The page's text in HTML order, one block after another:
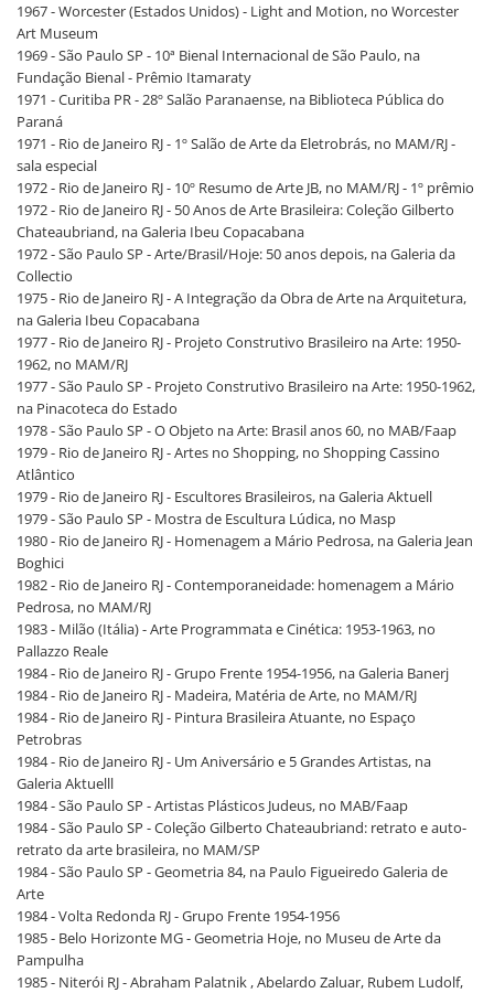
1967 - Worcester (Estados Unidos) - Light and Motion, no Worcester
Art Museum
1969 - São Paulo SP - 10ª Bienal Internacional de São Paulo, na
Fundação Bienal - Prêmio Itamaraty
1971 - Curitiba PR - 28º Salão Paranaense, na Biblioteca Pública do
Paraná
1971 - Rio de Janeiro RJ - 1º Salão de Arte da Eletrobrás, no MAM/RJ -
sala especial
1972 - Rio de Janeiro RJ - 10º Resumo de Arte JB, no MAM/RJ - 1º prêmio
1972 - Rio de Janeiro RJ - 50 Anos de Arte Brasileira: Coleção Gilberto
Chateaubriand, na Galeria Ibeu Copacabana
1972 - São Paulo SP - Arte/Brasil/Hoje: 50 anos depois, na Galeria da
Collectio
1975 - Rio de Janeiro RJ - A Integração da Obra de Arte na Arquitetura,
na Galeria Ibeu Copacabana
1977 - Rio de Janeiro RJ - Projeto Construtivo Brasileiro na Arte: 1950-
1962, no MAM/RJ
1977 - São Paulo SP - Projeto Construtivo Brasileiro na Arte: 1950-1962,
na Pinacoteca do Estado
1978 - São Paulo SP - O Objeto na Arte: Brasil anos 60, no MAB/Faap
1979 - Rio de Janeiro RJ - Artes no Shopping, no Shopping Cassino
Atlântico
1979 - Rio de Janeiro RJ - Escultores Brasileiros, na Galeria Aktuell
1979 - São Paulo SP - Mostra de Escultura Lúdica, no Masp
1980 - Rio de Janeiro RJ - Homenagem a Mário Pedrosa, na Galeria Jean
Boghici
1982 - Rio de Janeiro RJ - Contemporaneidade: homenagem a Mário
Pedrosa, no MAM/RJ
1983 - Milão (Itália) - Arte Programmata e Cinética: 1953-1963, no
Pallazzo Reale
1984 - Rio de Janeiro RJ - Grupo Frente 1954-1956, na Galeria Banerj
1984 - Rio de Janeiro RJ - Madeira, Matéria de Arte, no MAM/RJ
1984 - Rio de Janeiro RJ - Pintura Brasileira Atuante, no Espaço
Petrobras
1984 - Rio de Janeiro RJ - Um Aniversário e 5 Grandes Artistas, na
Galeria Aktuelll
1984 - São Paulo SP - Artistas Plásticos Judeus, no MAB/Faap
1984 - São Paulo SP - Coleção Gilberto Chateaubriand: retrato e auto-
retrato da arte brasileira, no MAM/SP
1984 - São Paulo SP - Geometria 84, na Paulo Figueiredo Galeria de
Arte
1984 - Volta Redonda RJ - Grupo Frente 1954-1956
1985 - Belo Horizonte MG - Geometria Hoje, no Museu de Arte da
Pampulha
1985 - Niterói RJ - Abraham Palatnik , Abelardo Zaluar, Rubem Ludolf,